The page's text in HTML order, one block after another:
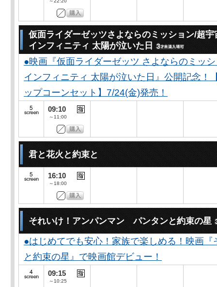
仮面ライダーゼッツさよならのミッション/超
インフィニティ 太陽が泣いた日
●映画『仮面ライダーゼッツ さよならのミッ
インフィニティ 太陽が泣いた日』公開記念！
ップコーンセット】7/24(金)発売！
09:10
～11:00
君と花火と約束と
16:10
～18:00
それいけ！アンパンマン パンタンと約束の星
●はじめてでも安心！家族で楽しめる！映画
と約束の星』で映画館デビュー！
09:15
～10:25